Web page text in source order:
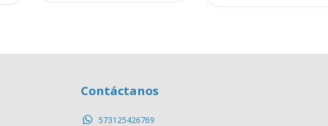
Contáctanos
573125426769